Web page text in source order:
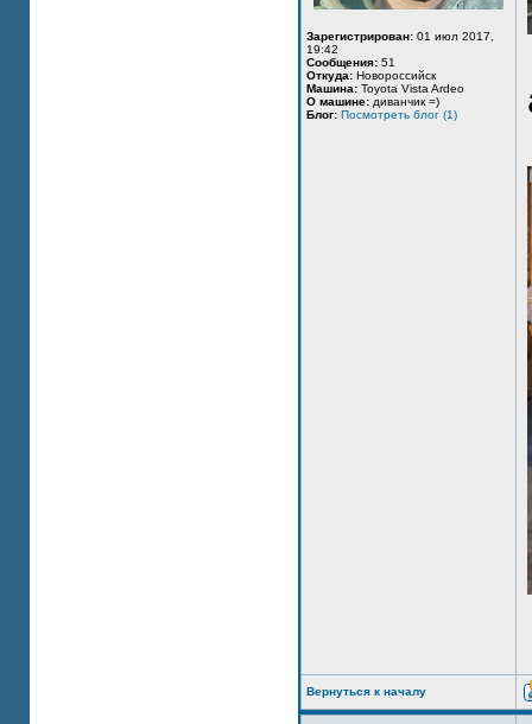
Зарегистрирован: 01 июл 2017,
19:42
Сообщения: 51
Откуда: Новороссийск
Машина: Toyota Vista Ardeo
О машине: диванчик =)
Блог: Посмотреть блог (1)
Вернуться к началу